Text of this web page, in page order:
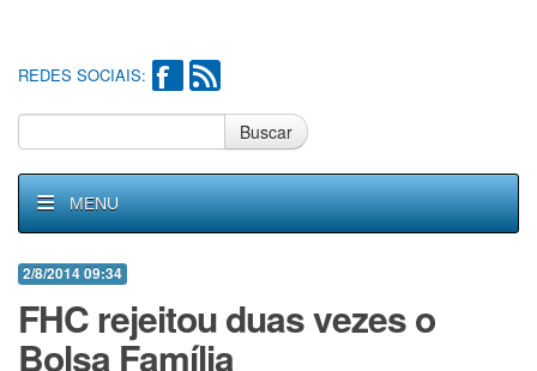
REDES SOCIAIS:
Buscar
MENU
2/8/2014 09:34
FHC rejeitou duas vezes o
Bolsa Família